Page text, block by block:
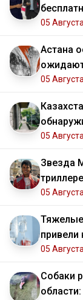
05
Астана
05
05
Звезда
05
привели
05
Собаки